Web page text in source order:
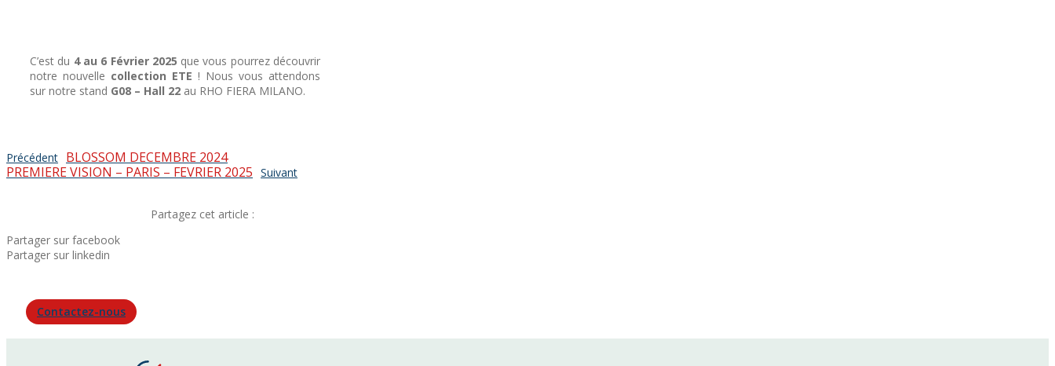
C’est du 4 au 6 Février 2025 que vous pourrez découvrir
notre nouvelle collection ETE ! Nous vous attendons
sur notre stand G08 – Hall 22 au RHO FIERA MILANO.
Précédent BLOSSOM DECEMBRE 2024
PREMIERE VISION – PARIS – FEVRIER 2025 Suivant
Partagez cet article :
Partager sur facebook
Partager sur linkedin
Contactez-nous